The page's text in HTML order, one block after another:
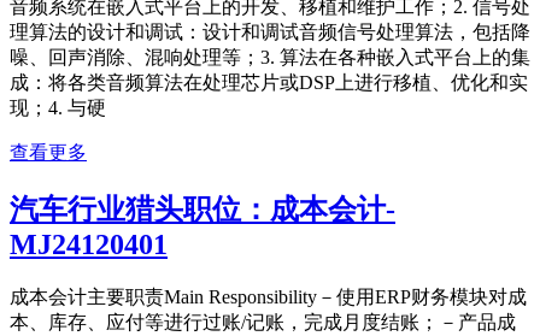
音频系统在嵌入式平台上的开发、移植和维护工作；2. ‌信号处
理算法的设计和调试‌：设计和调试音频信号处理算法，包括降
噪、回声消除、混响处理等‌；3. ‌算法在各种嵌入式平台上的集
成‌：将各类音频算法在处理芯片或DSP上进行移植、优化和实
现‌；4. ‌与硬
查看更多
汽车行业猎头职位：成本会计-
MJ24120401
成本会计主要职责Main Responsibility－使用ERP财务模块对成
本、库存、应付等进行过账/记账，完成月度结账；－产品成